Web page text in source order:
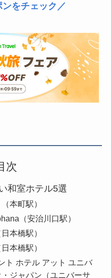
をチェック／
次
和室ホテル5選
本町駅）
（安治川口駅）
本橋駅）
本橋駅）
ト ホテル アット ユニバ
ジャパン（ユニバーサ